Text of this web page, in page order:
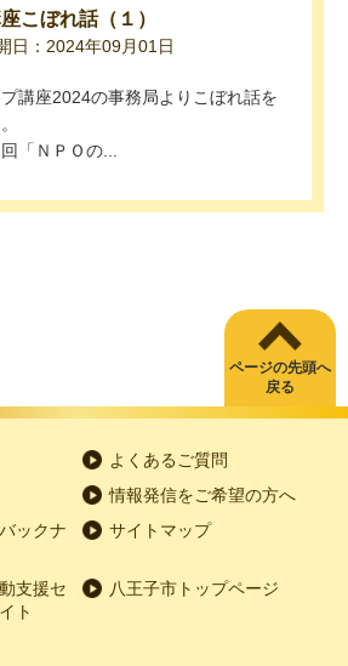
こぼれ話（１）
日：2024年09月01日
講座2024の事務局よりこぼれ話を
「ＮＰＯの...
ページの先頭へ
戻る
よくあるご質問
情報発信をご希望の方へ
ックナ
サイトマップ
支援セ
ト
八王子市トップページ